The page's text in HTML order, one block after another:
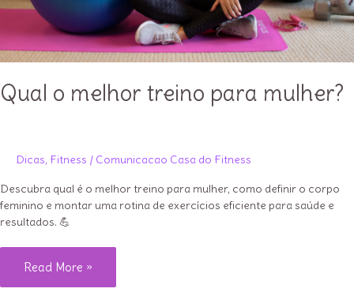
Qual o melhor treino para mulher?
Dicas, Fitness / Comunicacao Casa do Fitness
Descubra qual é o melhor treino para mulher, como definir o corpo
feminino e montar uma rotina de exercícios eficiente para saúde e
resultados. 💪
Qual
o
Read More »